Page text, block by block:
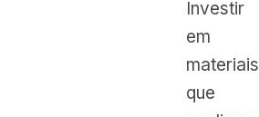
Investir
em
materiais
que